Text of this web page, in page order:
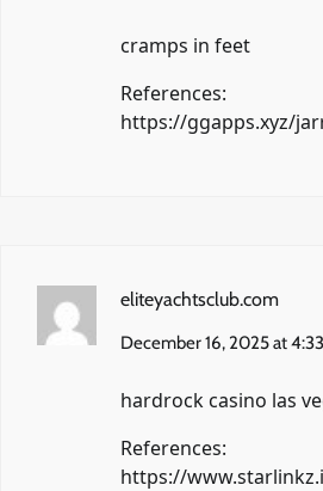
cramps in feet
References:
https://ggapps.xyz/
eliteyachtsclub.com
December 16, 2025 at
hardrock casino las
References:
https://